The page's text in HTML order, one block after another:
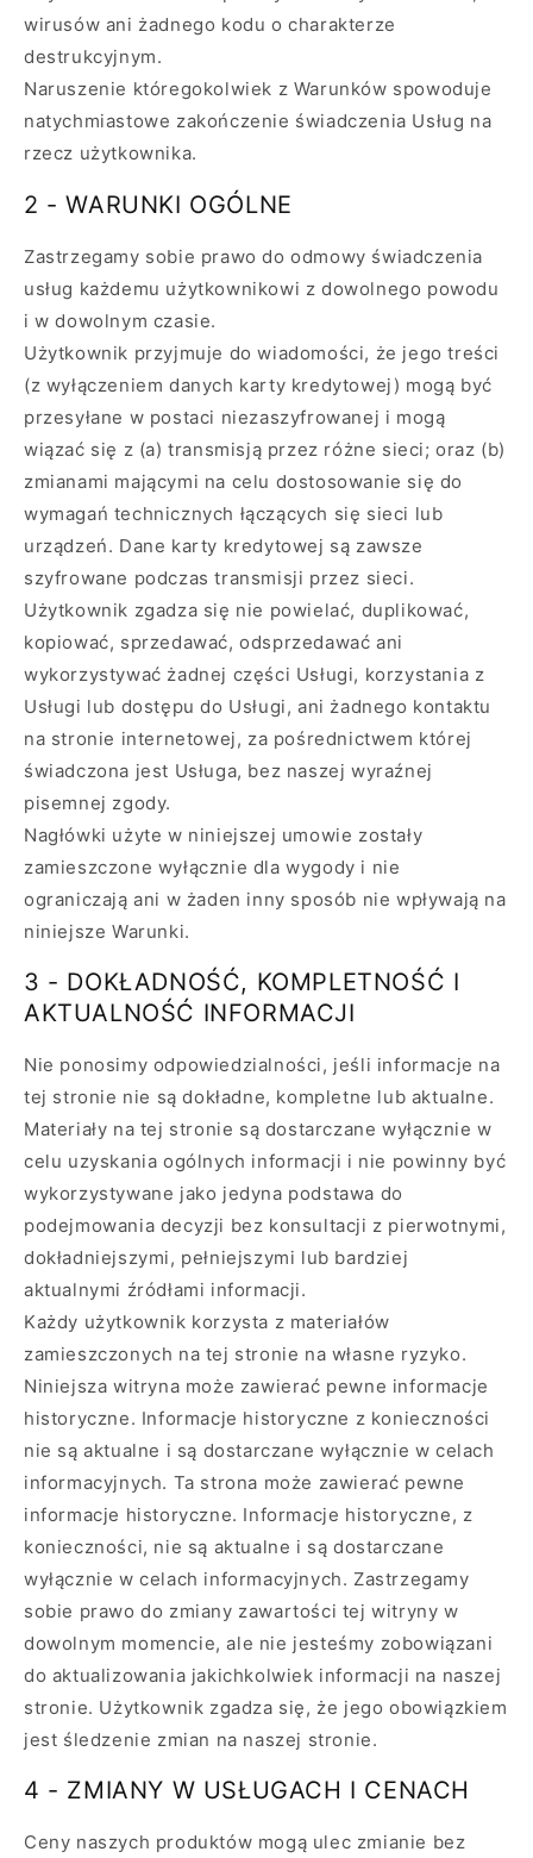
wirusów ani żadnego kodu o charakterze
destrukcyjnym.
Naruszenie któregokolwiek z Warunków spowoduje
natychmiastowe zakończenie świadczenia Usług na
rzecz użytkownika.
2 - WARUNKI OGÓLNE
Zastrzegamy sobie prawo do odmowy świadczenia
usług każdemu użytkownikowi z dowolnego powodu
i w dowolnym czasie.
Użytkownik przyjmuje do wiadomości, że jego treści
(z wyłączeniem danych karty kredytowej) mogą być
przesyłane w postaci niezaszyfrowanej i mogą
wiązać się z (a) transmisją przez różne sieci; oraz (b)
zmianami mającymi na celu dostosowanie się do
wymagań technicznych łączących się sieci lub
urządzeń. Dane karty kredytowej są zawsze
szyfrowane podczas transmisji przez sieci.
Użytkownik zgadza się nie powielać, duplikować,
kopiować, sprzedawać, odsprzedawać ani
wykorzystywać żadnej części Usługi, korzystania z
Usługi lub dostępu do Usługi, ani żadnego kontaktu
na stronie internetowej, za pośrednictwem której
świadczona jest Usługa, bez naszej wyraźnej
pisemnej zgody.
Nagłówki użyte w niniejszej umowie zostały
zamieszczone wyłącznie dla wygody i nie
ograniczają ani w żaden inny sposób nie wpływają na
niniejsze Warunki.
3 - DOKŁADNOŚĆ, KOMPLETNOŚĆ I
AKTUALNOŚĆ INFORMACJI
Nie ponosimy odpowiedzialności, jeśli informacje na
tej stronie nie są dokładne, kompletne lub aktualne.
Materiały na tej stronie są dostarczane wyłącznie w
celu uzyskania ogólnych informacji i nie powinny być
wykorzystywane jako jedyna podstawa do
podejmowania decyzji bez konsultacji z pierwotnymi,
dokładniejszymi, pełniejszymi lub bardziej
aktualnymi źródłami informacji.
Każdy użytkownik korzysta z materiałów
zamieszczonych na tej stronie na własne ryzyko.
Niniejsza witryna może zawierać pewne informacje
historyczne. Informacje historyczne z konieczności
nie są aktualne i są dostarczane wyłącznie w celach
informacyjnych. Ta strona może zawierać pewne
informacje historyczne. Informacje historyczne, z
konieczności, nie są aktualne i są dostarczane
wyłącznie w celach informacyjnych. Zastrzegamy
sobie prawo do zmiany zawartości tej witryny w
dowolnym momencie, ale nie jesteśmy zobowiązani
do aktualizowania jakichkolwiek informacji na naszej
stronie. Użytkownik zgadza się, że jego obowiązkiem
jest śledzenie zmian na naszej stronie.
4 - ZMIANY W USŁUGACH I CENACH
Ceny naszych produktów mogą ulec zmianie bez